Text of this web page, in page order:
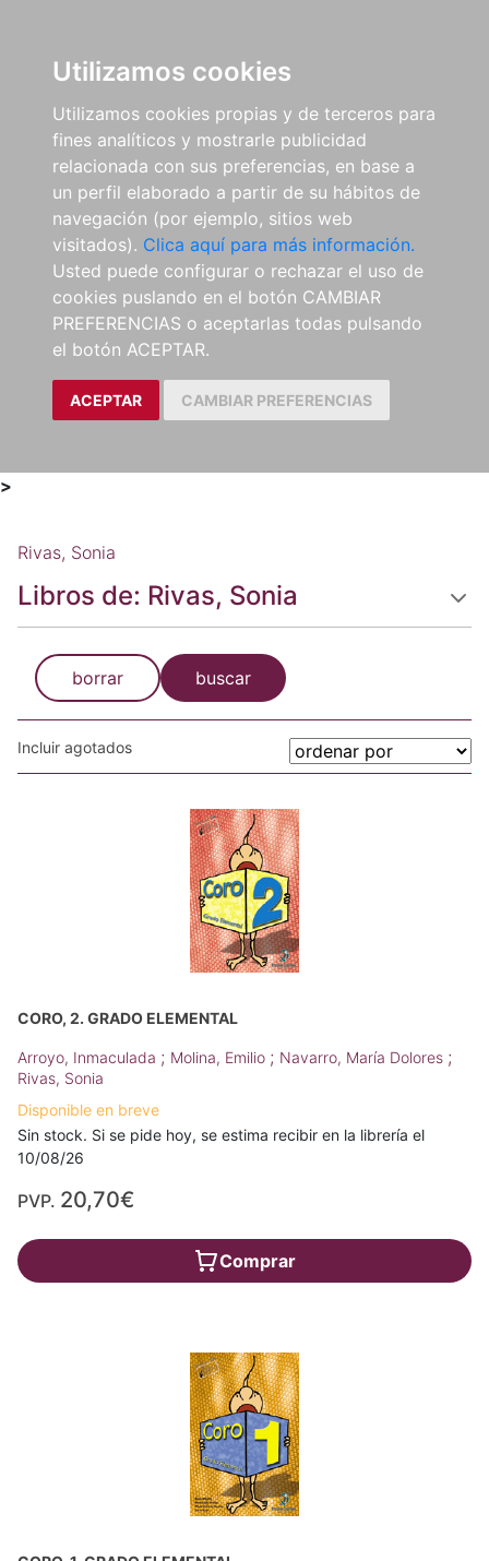
Utilizamos cookies
Utilizamos cookies propias y de terceros para
fines analíticos y mostrarle publicidad
relacionada con sus preferencias, en base a
un perfil elaborado a partir de su hábitos de
navegación (por ejemplo, sitios web
visitados). Clica aquí para más información.
Usted puede configurar o rechazar el uso de
cookies puslando en el botón CAMBIAR
PREFERENCIAS o aceptarlas todas pulsando
el botón ACEPTAR.
ACEPTAR CAMBIAR PREFERENCIAS
>
Rivas, Sonia
Libros de: Rivas, Sonia
borrar buscar
Incluir agotados
CORO, 2. GRADO ELEMENTAL
Arroyo, Inmaculada ; Molina, Emilio ; Navarro, María Dolores ;
Rivas, Sonia
Disponible en breve
Sin stock. Si se pide hoy, se estima recibir en la librería el
10/08/26
PVP. 20,70€
Comprar